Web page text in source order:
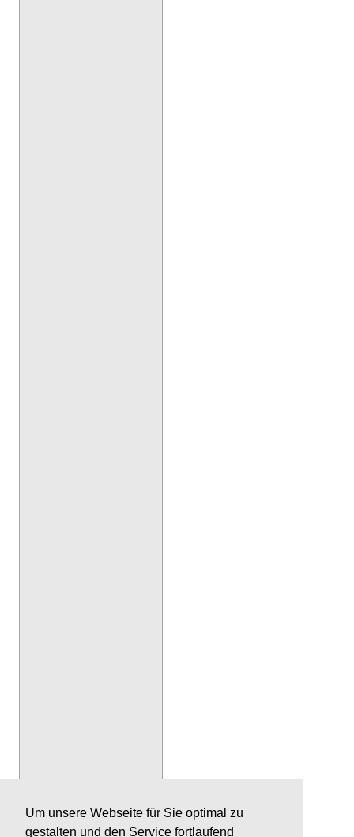
Um unsere Webseite für Sie optimal zu
gestalten und den Service fortlaufend